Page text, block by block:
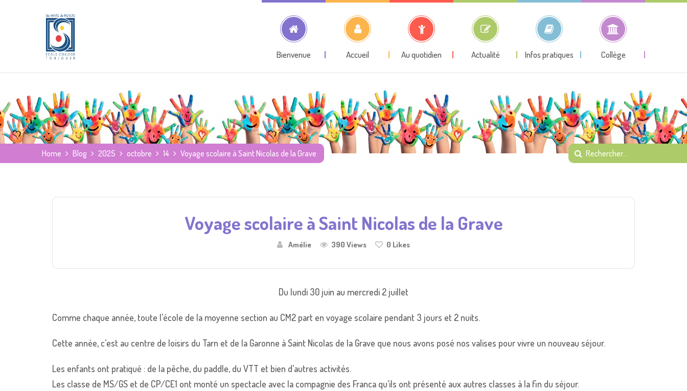
Bienvenue Accueil Au quotidien Actualité Infos pratiques Collège
Home Blog 2025 octobre 14 Voyage scolaire à Saint Nicolas de la Grave
Voyage scolaire à Saint Nicolas de la Grave
Amélie 390 Views 0 Likes
Du lundi 30 juin au mercredi 2 juillet
Comme chaque année, toute l’école de la moyenne section au CM2 part en voyage scolaire pendant 3 jours et 2 nuits.
Cette année, c’est au centre de loisirs du Tarn et de la Garonne à Saint Nicolas de la Grave que nous avons posé nos valises pour vivre un nouveau séjour.
Les enfants ont pratiqué : de la pêche, du paddle, du VTT et bien d’autres activités.
Les classe de MS/GS et de CP/CE1 ont monté un spectacle avec la compagnie des Franca qu’ils ont présenté aux autres classes à la fin du séjour.